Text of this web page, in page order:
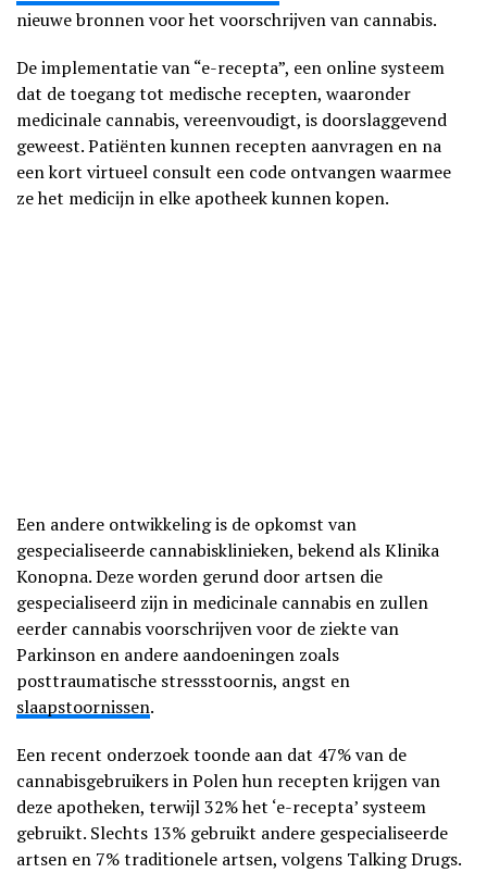
nieuwe bronnen voor het voorschrijven van cannabis.
De implementatie van “e-recepta”, een online systeem
dat de toegang tot medische recepten, waaronder
medicinale cannabis, vereenvoudigt, is doorslaggevend
geweest. Patiënten kunnen recepten aanvragen en na
een kort virtueel consult een code ontvangen waarmee
ze het medicijn in elke apotheek kunnen kopen.
Een andere ontwikkeling is de opkomst van
gespecialiseerde cannabisklinieken, bekend als Klinika
Konopna. Deze worden gerund door artsen die
gespecialiseerd zijn in medicinale cannabis en zullen
eerder cannabis voorschrijven voor de ziekte van
Parkinson en andere aandoeningen zoals
posttraumatische stressstoornis, angst en
slaapstoornissen.
Een recent onderzoek toonde aan dat 47% van de
cannabisgebruikers in Polen hun recepten krijgen van
deze apotheken, terwijl 32% het ‘e-recepta’ systeem
gebruikt. Slechts 13% gebruikt andere gespecialiseerde
artsen en 7% traditionele artsen, volgens Talking Drugs.